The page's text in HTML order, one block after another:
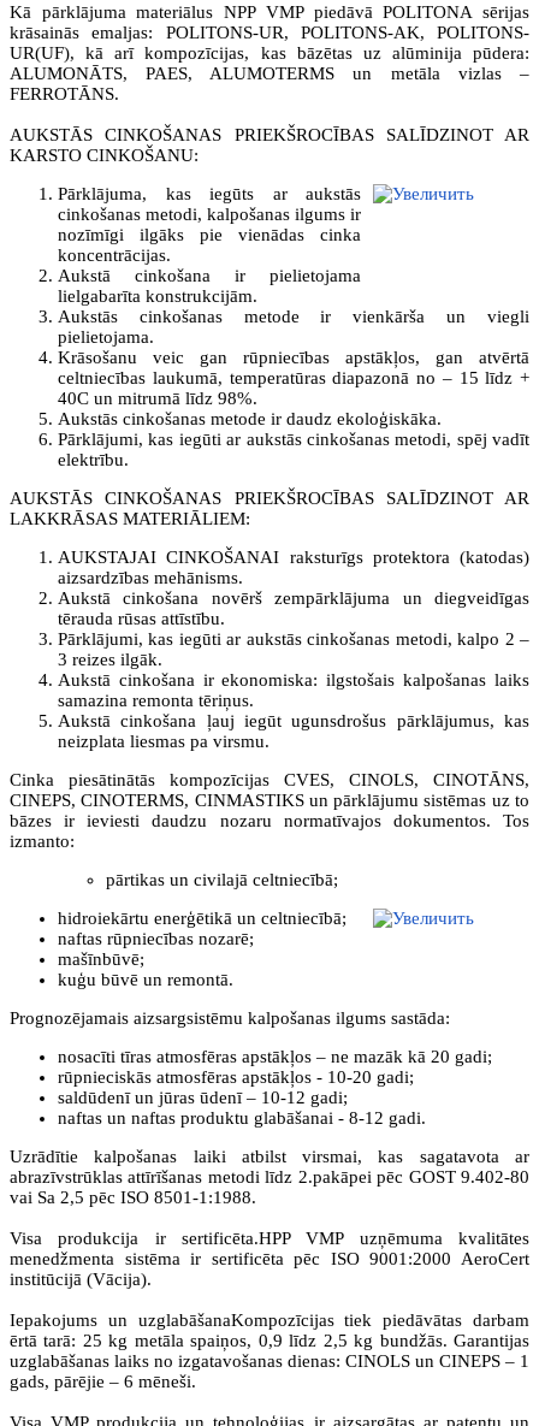
Kā pārklājuma materiālus NPP VMP piedāvā POLITONA sērijas
krāsainās emaljas: POLITONS-UR, POLITONS-AK, POLITONS-
UR(UF), kā arī kompozīcijas, kas bāzētas uz alūminija pūdera:
ALUMONĀTS, PAES, ALUMOTERMS un metāla vizlas –
FERROTĀNS.
AUKSTĀS CINKOŠANAS PRIEKŠROCĪBAS SALĪDZINOT AR
KARSTO CINKOŠANU:
Pārklājuma, kas iegūts ar aukstās
cinkošanas metodi, kalpošanas ilgums ir
nozīmīgi ilgāks pie vienādas cinka
koncentrācijas.
Aukstā cinkošana ir pielietojama
lielgabarīta konstrukcijām.
Aukstās cinkošanas metode ir vienkārša un viegli
pielietojama.
Krāsošanu veic gan rūpniecības apstākļos, gan atvērtā
celtniecības laukumā, temperatūras diapazonā no – 15 līdz +
40C un mitrumā līdz 98%.
Aukstās cinkošanas metode ir daudz ekoloģiskāka.
Pārklājumi, kas iegūti ar aukstās cinkošanas metodi, spēj vadīt
elektrību.
AUKSTĀS CINKOŠANAS PRIEKŠROCĪBAS SALĪDZINOT AR
LAKKRĀSAS MATERIĀLIEM:
AUKSTAJAI CINKOŠANAI raksturīgs protektora (katodas)
aizsardzības mehānisms.
Aukstā cinkošana novērš zempārklājuma un diegveidīgas
tērauda rūsas attīstību.
Pārklājumi, kas iegūti ar aukstās cinkošanas metodi, kalpo 2 –
3 reizes ilgāk.
Aukstā cinkošana ir ekonomiska: ilgstošais kalpošanas laiks
samazina remonta tēriņus.
Aukstā cinkošana ļauj iegūt ugunsdrošus pārklājumus, kas
neizplata liesmas pa virsmu.
Cinka piesātinātās kompozīcijas CVES, CINOLS, CINOTĀNS,
CINEPS, CINOTERMS, CINMASTIKS un pārklājumu sistēmas uz to
bāzes ir ieviesti daudzu nozaru normatīvajos dokumentos. Tos
izmanto:
pārtikas un civilajā celtniecībā;
hidroiekārtu enerģētikā un celtniecībā;
naftas rūpniecības nozarē;
mašīnbūvē;
kuģu būvē un remontā.
Prognozējamais aizsargsistēmu kalpošanas ilgums sastāda:
nosacīti tīras atmosfēras apstākļos – ne mazāk kā 20 gadi;
rūpnieciskās atmosfēras apstākļos - 10-20 gadi;
saldūdenī un jūras ūdenī – 10-12 gadi;
naftas un naftas produktu glabāšanai - 8-12 gadi.
Uzrādītie kalpošanas laiki atbilst virsmai, kas sagatavota ar
abrazīvstrūklas attīrīšanas metodi līdz 2.pakāpei pēc GOST 9.402-80
vai Sa 2,5 pēc ISO 8501-1:1988.
Visa produkcija ir sertificēta.HPP VMP uzņēmuma kvalitātes
menedžmenta sistēma ir sertificēta pēc ISO 9001:2000 AeroCert
institūcijā (Vācija).
Iepakojums un uzglabāšanaKompozīcijas tiek piedāvātas darbam
ērtā tarā: 25 kg metāla spaiņos, 0,9 līdz 2,5 kg bundžās. Garantijas
uzglabāšanas laiks no izgatavošanas dienas: CINOLS un CINEPS – 1
gads, pārējie – 6 mēneši.